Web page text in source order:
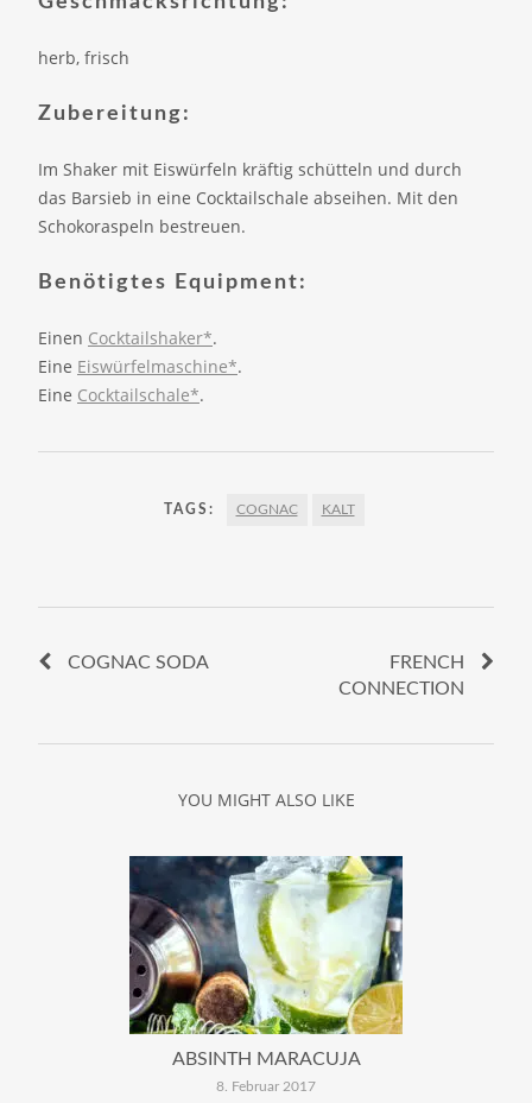
herb, frisch
Zubereitung:
Im Shaker mit Eiswürfeln kräftig schütteln und durch
das Barsieb in eine Cocktailschale abseihen. Mit den
Schokoraspeln bestreuen.
Benötigtes Equipment:
Einen Cocktailshaker*.
Eine Eiswürfelmaschine*.
Eine Cocktailschale*.
TAGS: COGNAC KALT
COGNAC SODA
FRENCH
CONNECTION
YOU MIGHT ALSO LIKE
ABSINTH MARACUJA
8. Februar 2017